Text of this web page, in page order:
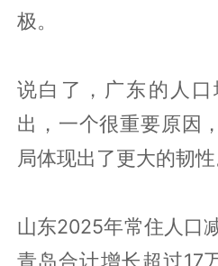
极。
说白了，广东的人
出，一个很重要原因
局体现出了更大的韧性
山东2025年常住人口
青岛合计增长超过17